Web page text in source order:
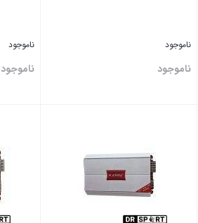
ناموجود
ناموجود
ناموجود
ناموجود